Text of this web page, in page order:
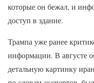
которые он бежал, и
доступ в здание.
Трампа уже ранее
информации. В августе
детальную картинку